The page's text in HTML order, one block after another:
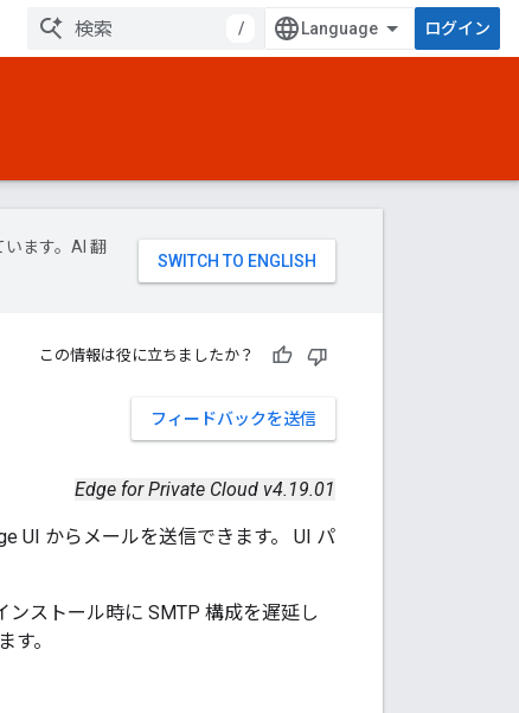
/ ログイン
ます。AI 翻
この情報は役に立ちましたか？
フィードバックを送信
Edge for Private Cloud v4.19.01
UI からメールを送信できます。 UI パ
ストール時に SMTP 構成を遅延し
す。